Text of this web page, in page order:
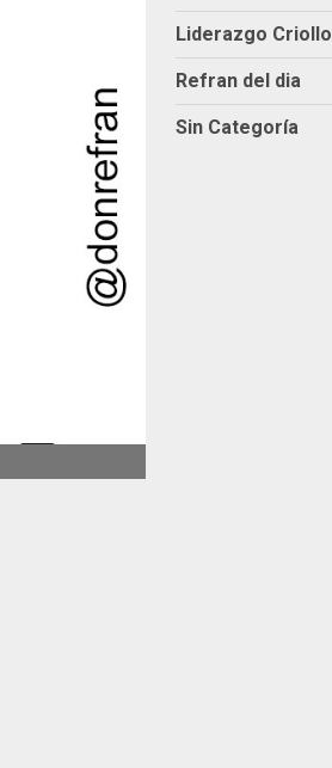
Liderazgo Criollo
Refran del dia
Sin Categoría